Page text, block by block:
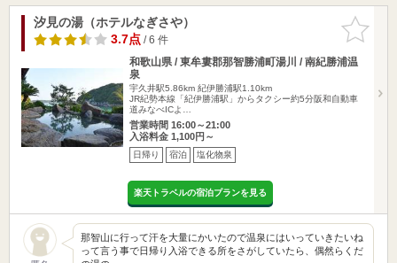
お気に入
りに追加
汐見の湯（ホテルなぎさや）
3.7点/ 6 件
和歌山県 / 東牟婁郡那智勝浦町湯川 / 南紀勝浦温
泉
宇久井駅5.86km 紀伊勝浦駅1.10km
JR紀勢本線「紀伊勝浦駅」からタクシー約5分阪和自動車
道みなべICよ…
営業時間 16:00～21:00
入浴料金 1,100円～
日帰り 宿泊 塩化物泉
楽天トラベルの宿泊プランを見る
那智山に行って汗を大量にかいたので温泉にはいっていきたいね
って言う事で日帰り入浴できる所をさがしていたら、偶然らくだ